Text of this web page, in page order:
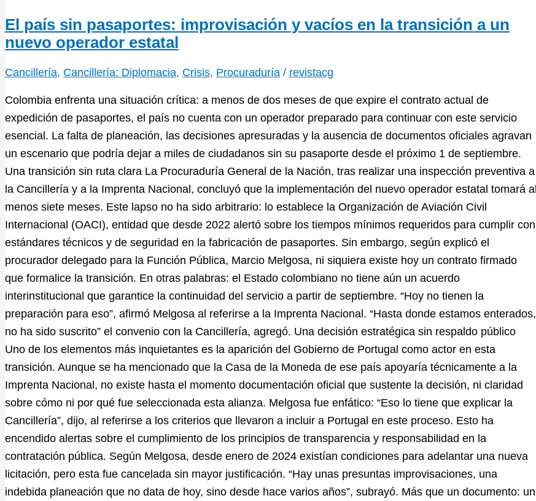
El país sin pasaportes: improvisación y vacíos en la transición a un
nuevo operador estatal
Cancillería, Cancillería: Diplomacia, Crisis, Procuraduría / revistacg
Colombia enfrenta una situación crítica: a menos de dos meses de que expire el contrato actual de
expedición de pasaportes, el país no cuenta con un operador preparado para continuar con este servicio
esencial. La falta de planeación, las decisiones apresuradas y la ausencia de documentos oficiales agravan
un escenario que podría dejar a miles de ciudadanos sin su pasaporte desde el próximo 1 de septiembre.
Una transición sin ruta clara La Procuraduría General de la Nación, tras realizar una inspección preventiva a
la Cancillería y a la Imprenta Nacional, concluyó que la implementación del nuevo operador estatal tomará al
menos siete meses. Este lapso no ha sido arbitrario: lo establece la Organización de Aviación Civil
Internacional (OACI), entidad que desde 2022 alertó sobre los tiempos mínimos requeridos para cumplir con
estándares técnicos y de seguridad en la fabricación de pasaportes. Sin embargo, según explicó el
procurador delegado para la Función Pública, Marcio Melgosa, ni siquiera existe hoy un contrato firmado
que formalice la transición. En otras palabras: el Estado colombiano no tiene aún un acuerdo
interinstitucional que garantice la continuidad del servicio a partir de septiembre. “Hoy no tienen la
preparación para eso”, afirmó Melgosa al referirse a la Imprenta Nacional. “Hasta donde estamos enterados,
no ha sido suscrito” el convenio con la Cancillería, agregó. Una decisión estratégica sin respaldo público
Uno de los elementos más inquietantes es la aparición del Gobierno de Portugal como actor en esta
transición. Aunque se ha mencionado que la Casa de la Moneda de ese país apoyaría técnicamente a la
Imprenta Nacional, no existe hasta el momento documentación oficial que sustente la decisión, ni claridad
sobre cómo ni por qué fue seleccionada esta alianza. Melgosa fue enfático: “Eso lo tiene que explicar la
Cancillería”, dijo, al referirse a los criterios que llevaron a incluir a Portugal en este proceso. Esto ha
encendido alertas sobre el cumplimiento de los principios de transparencia y responsabilidad en la
contratación pública. Según Melgosa, desde enero de 2024 existían condiciones para adelantar una nueva
licitación, pero esta fue cancelada sin mayor justificación. “Hay unas presuntas improvisaciones, una
indebida planeación que no data de hoy, sino desde hace varios años”, subrayó. Más que un documento: un